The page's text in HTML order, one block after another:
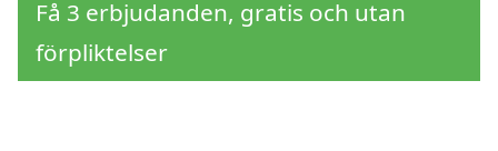
Få 3 erbjudanden, gratis och utan
förpliktelser